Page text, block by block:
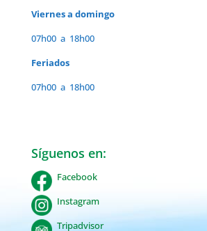
Viernes a domingo
07h00 a 18h00
Feriados
07h00 a 18h00
Síguenos en:
Facebook
Instagram
Tripadvisor